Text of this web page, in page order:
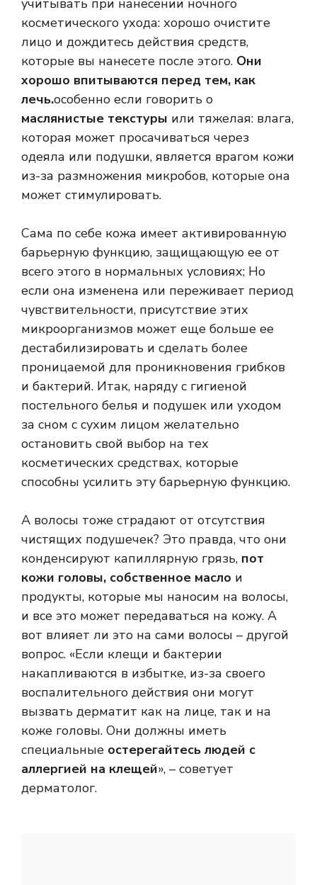
учитывать при нанесении ночного
косметического ухода: хорошо очистите
лицо и дождитесь действия средств,
которые вы нанесете после этого. Они
хорошо впитываются перед тем, как
лечь.особенно если говорить о
маслянистые текстуры или тяжелая: влага,
которая может просачиваться через
одеяла или подушки, является врагом кожи
из-за размножения микробов, которые она
может стимулировать.
Сама по себе кожа имеет активированную
барьерную функцию, защищающую ее от
всего этого в нормальных условиях; Но
если она изменена или переживает период
чувствительности, присутствие этих
микроорганизмов может еще больше ее
дестабилизировать и сделать более
проницаемой для проникновения грибков
и бактерий. Итак, наряду с гигиеной
постельного белья и подушек или уходом
за сном с сухим лицом желательно
остановить свой выбор на тех
косметических средствах, которые
способны усилить эту барьерную функцию.
А волосы тоже страдают от отсутствия
чистящих подушечек? Это правда, что они
конденсируют капиллярную грязь, пот
кожи головы, собственное масло и
продукты, которые мы наносим на волосы,
и все это может передаваться на кожу. А
вот влияет ли это на сами волосы – другой
вопрос. «Если клещи и бактерии
накапливаются в избытке, из-за своего
воспалительного действия они могут
вызвать дерматит как на лице, так и на
коже головы. Они должны иметь
специальные остерегайтесь людей с
аллергией на клещей», – советует
дерматолог.